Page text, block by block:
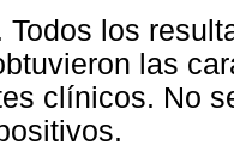
Todos los
las
clínicos. No